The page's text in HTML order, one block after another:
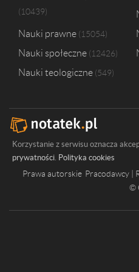
10439
Nauki prawne 15054
Nauki społeczne 12426
Nauki teologiczne 549
Korzystanie z serwisu oznacza
prywatności. Polityka cookies
Prawa autorskie Pracodawcy |
©